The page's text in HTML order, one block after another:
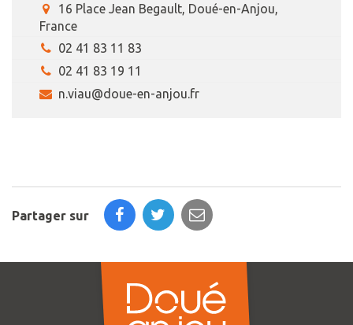
16 Place Jean Begault, Doué-en-Anjou,
France
02 41 83 11 83
02 41 83 19 11
n.viau@doue-en-anjou.fr
Partager sur